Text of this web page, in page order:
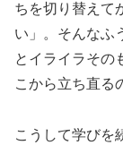
ちを切り替えて
い」。そんなふ
とイライラその
こから立ち直る
こうして学びを